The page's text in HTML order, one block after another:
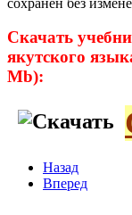
Скачать
якутского
Mb):
Назад
Вперед